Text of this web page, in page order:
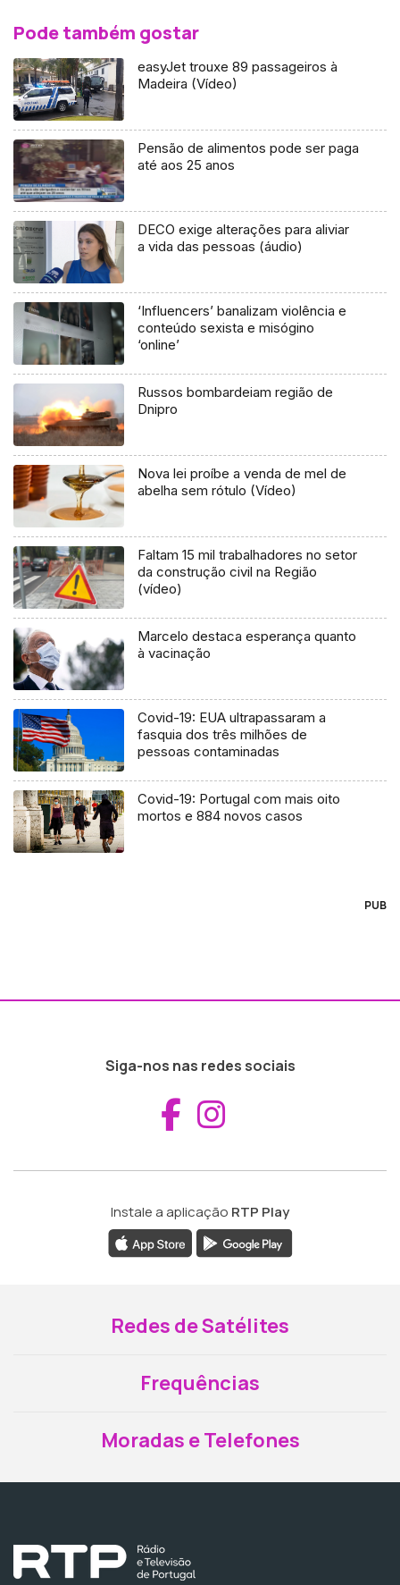
Pode também gostar
easyJet trouxe 89 passageiros à
Madeira (Vídeo)
Pensão de alimentos pode ser paga
até aos 25 anos
DECO exige alterações para aliviar
a vida das pessoas (áudio)
‘Influencers’ banalizam violência e
conteúdo sexista e misógino
‘online’
Russos bombardeiam região de
Dnipro
Nova lei proíbe a venda de mel de
abelha sem rótulo (Vídeo)
Faltam 15 mil trabalhadores no setor
da construção civil na Região
(vídeo)
Marcelo destaca esperança quanto
à vacinação
Covid-19: EUA ultrapassaram a
fasquia dos três milhões de
pessoas contaminadas
Covid-19: Portugal com mais oito
mortos e 884 novos casos
PUB
Siga-nos nas redes sociais
Aceder ao
Instale a aplicação RTP Play
Redes de Satélites
Frequências
Moradas e Telefones